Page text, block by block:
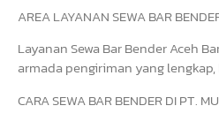
AREA LAYANAN SEWA BAR
Layanan Sewa Bar Bender Aceh
armada pengiriman yang
CARA SEWA BAR BENDER DI PT.